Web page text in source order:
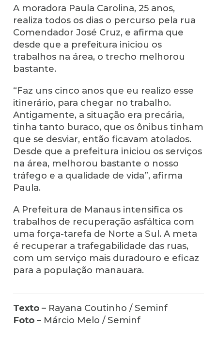
A moradora Paula Carolina, 25 anos,
realiza todos os dias o percurso pela rua
Comendador José Cruz, e afirma que
desde que a prefeitura iniciou os
trabalhos na área, o trecho melhorou
bastante.
“Faz uns cinco anos que eu realizo esse
itinerário, para chegar no trabalho.
Antigamente, a situação era precária,
tinha tanto buraco, que os ônibus tinham
que se desviar, então ficavam atolados.
Desde que a prefeitura iniciou os serviços
na área, melhorou bastante o nosso
tráfego e a qualidade de vida”, afirma
Paula.
A Prefeitura de Manaus intensifica os
trabalhos de recuperação asfáltica com
uma força-tarefa de Norte a Sul. A meta
é recuperar a trafegabilidade das ruas,
com um serviço mais duradouro e eficaz
para a população manauara.
Texto– Rayana Coutinho / Seminf
Foto– Márcio Melo / Seminf